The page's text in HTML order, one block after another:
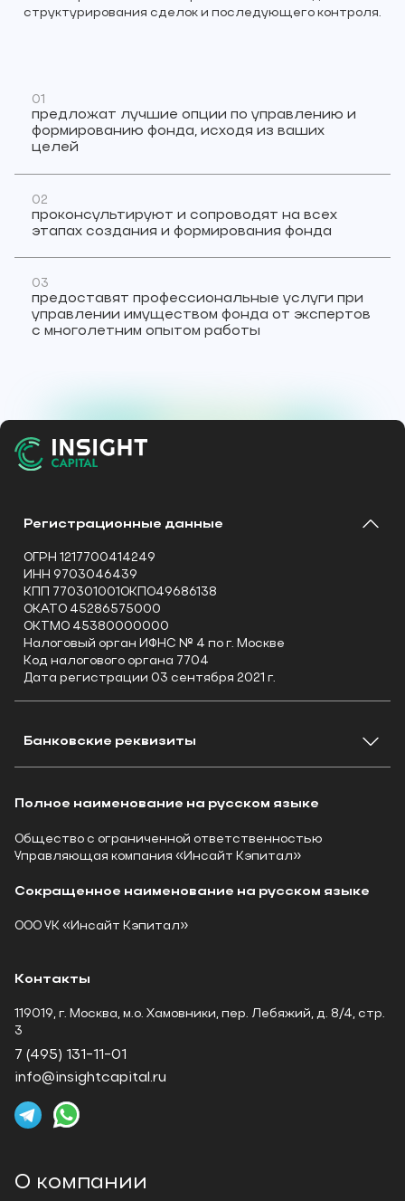
структурирования сделок и последующего контроля.
01
предложат лучшие опции по управлению и
формированию фонда, исходя из ваших
целей
02
проконсультируют и сопроводят на всех
этапах создания и формирования фонда
03
предоставят профессиональные услуги при
управлении имуществом фонда от экспертов
с многолетним опытом работы
Регистрационные данные
ОГРН 1217700414249
ИНН 9703046439
КПП 770301001ОКПО49686138
ОКАТО 45286575000
ОКТМО 45380000000
Налоговый орган ИФНС № 4 по г. Москве
Код налогового органа 7704
Дата регистрации 03 сентября 2021 г.
Банковские реквизиты
Корреспондентский счет: 30101810600000000786
ИНН Банка 7728168971
Полное наименование на русском языке
Общество с ограниченной ответственностью
Управляющая компания «Инсайт Кэпитал»
Сокращенное наименование на русском языке
ООО УК «Инсайт Кэпитал»
Контакты
119019, г. Москва, м.о. Хамовники, пер. Лебяжий, д. 8/4, стр.
3
7 (495) 131-11-01
info@insightcapital.ru
О компании